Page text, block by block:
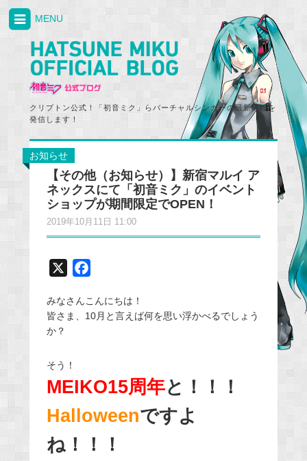
クリプトン公式！「初音ミク」らバーチャルシンガーの最新情報を
発信します！
MENU
お知らせ
【その他（お知らせ）】新宿マルイ ア
ネックスにて「初音ミク」のイベント
ショップが期間限定でOPEN！
2019年10月11日 11:00
c
e
k
みなさんこんにちは！
皆さま、10月と言えば何を思い浮かべるでしょう
か？
そう！
MEIKO15周年と！！！
Halloweenですよ
ね！！！